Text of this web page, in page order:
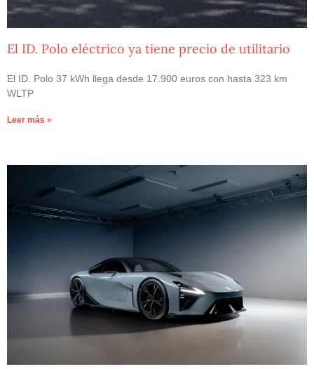
El ID. Polo eléctrico ya tiene precio de utilitario
El ID. Polo 37 kWh llega desde 17.900 euros con hasta 323 km
WLTP
Leer más »